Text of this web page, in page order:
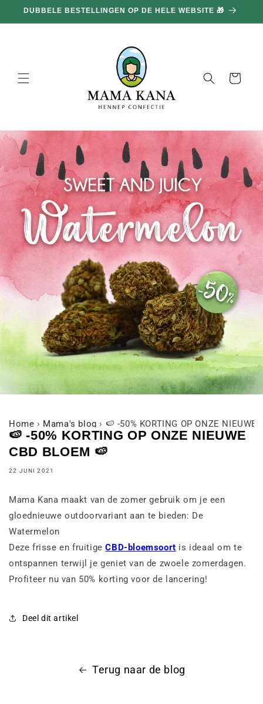
doorgaan
naar
DUBBELE BESTELLINGEN OP DE HELE WEBSITE 🎁
Mand
Home › Mama's blog › 🍉 -50% KORTING OP ONZE NIEUWE
🍉 -50% KORTING OP ONZE NIEUWE
CBD BLOEM 🍉
22 JUNI 2021
Mama Kana maakt van de zomer gebruik om je een
gloednieuwe outdoorvariant aan te bieden: De
Watermelon
Deze frisse en fruitigeCBD-bloemsoort is ideaal om te
ontspannen terwijl je geniet van de zwoele zomerdagen.
Profiteer nu van 50% korting voor de lancering!
Deel dit artikel
Terug naar de blog